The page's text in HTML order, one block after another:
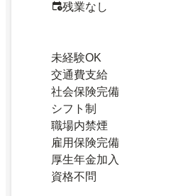
残業なし
未経験OK
交通費支給
社会保険完備
シフト制
職場内禁煙
雇用保険完備
厚生年金加入
資格不問